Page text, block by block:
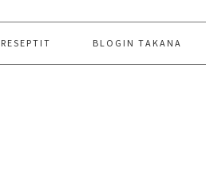
RESEPTIT BLOGIN TAKANA